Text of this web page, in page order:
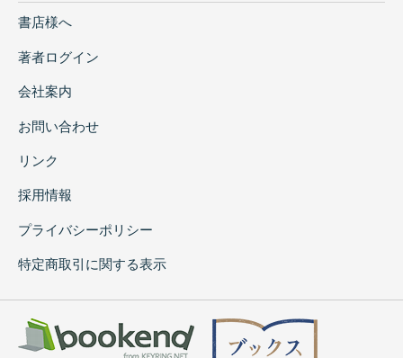
書店様へ
著者ログイン
会社案内
お問い合わせ
リンク
採用情報
プライバシーポリシー
特定商取引に関する表示